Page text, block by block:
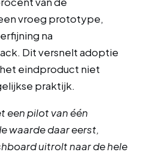
vroeg prototype,
na
Dit versnelt adoptie
eindproduct niet
praktijk.
een pilot van één
waarde daar eerst,
uitrolt naar de hele